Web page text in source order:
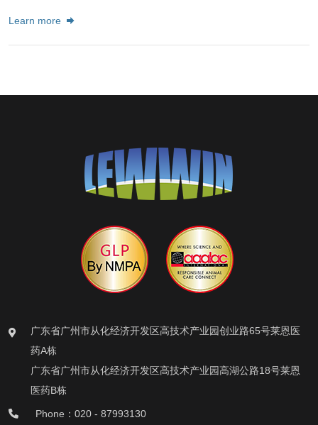
Learn more
广东省广州市从化经济开发区高技术产业园创业路65号莱恩医
药A栋
广东省广州市从化经济开发区高技术产业园高湖公路18号莱恩
医药B栋
Phone：020 - 87993130